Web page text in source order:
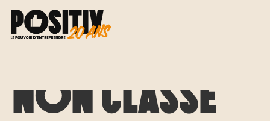
Catégorie :
Non classé